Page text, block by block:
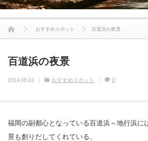
おすすめスポット 百道浜の夜景
百道浜の夜景
2014.08.01 おすすめスポット 0
福岡の副都心となっている百道浜～地行浜
景も創りだしてくれている。